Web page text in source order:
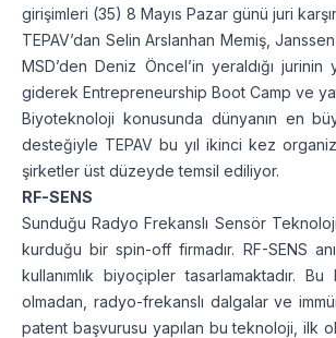
girişimleri (35) 8 Mayıs Pazar günü juri
TEPAV’dan Selin Arslanhan Memiş,
MSD’den Deniz Öncel’in yeraldığı
giderek Entrepreneurship Boot Camp ve
Biyoteknoloji konusunda dünyanın en
desteğiyle TEPAV bu yıl ikinci kez
şirketler üst düzeyde temsil ediliyor.
RF-SENS
Sunduğu Radyo Frekanslı Sensör
kurduğu bir spin-off firmadır. RF-SENS
kullanımlık biyoçipler tasarlamaktadır.
olmadan, radyo-frekanslı dalgalar ve
patent başvurusu yapılan bu teknoloji, ilk